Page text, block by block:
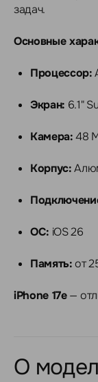
задач.
Основные
Процессор:
Экран: 6.1"
Камера:48
Корпус:
ОС: iOS 26
Память:от
iPhone 17e—
О